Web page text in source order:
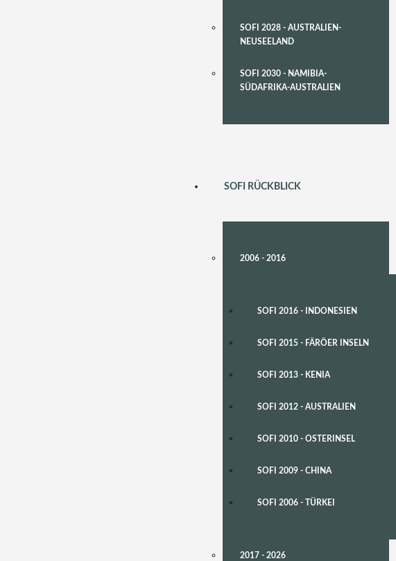
SOFI 2028 - AUSTRALIEN-
NEUSEELAND
SOFI 2030 - NAMIBIA-
SÜDAFRIKA-AUSTRALIEN
SOFI RÜCKBLICK
2006 - 2016
SOFI 2016 - INDONESIEN
SOFI 2015 - FÄRÖER INSELN
SOFI 2013 - KENIA
SOFI 2012 - AUSTRALIEN
SOFI 2010 - OSTERINSEL
SOFI 2009 - CHINA
SOFI 2006 - TÜRKEI
2017 - 2026